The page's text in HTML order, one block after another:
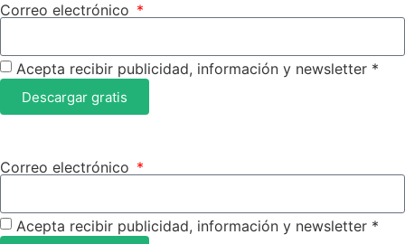
Correo electrónico
Acepta recibir publicidad, información y newsletter *
Descargar gratis
Correo electrónico
Acepta recibir publicidad, información y newsletter *